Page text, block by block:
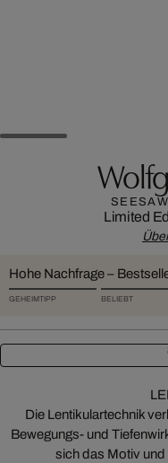
Limited
Hohe Nachfrage –
GEHEIMTIPP BELIEBT
Die Lentikulartechnik
Bewegungs- und
sich das Motiv